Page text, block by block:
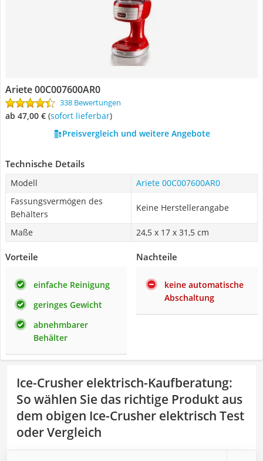
Ariete 00C007600AR0
338 Bewertungen
ab 47,00 € ( Sofort lieferbar)
Preisvergleich und weitere Angebote
Technische Details
Modell
Ariete 00C007600AR0
Fassungsvermögen des
Behälters
Keine Herstellerangabe
Maße ‎24,5 x 17 x 31,5 cm
Vorteile
einfache Reinigung
geringes Gewicht
abnehmbarer
Behälter
Nachteile
keine automatische
Abschaltung
Ice-Crusher elektrisch-Kaufberatung:
So wählen Sie das richtige Produkt aus
dem obigen Ice-Crusher elektrisch Test
oder Vergleich